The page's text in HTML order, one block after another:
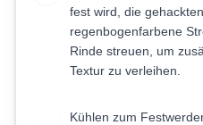
fest wird, die
regenbogenfarbene
Rinde streuen, um
Textur zu verleihen.
Kühlen zum